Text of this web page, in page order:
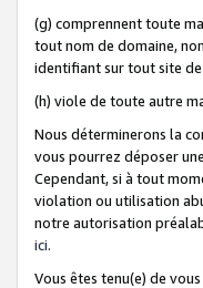
(g) comprennent toute
tout nom de domaine,
identifiant sur tout site de
(h) viole de toute autre
Nous déterminerons la
vous pourrez déposer
Cependant, si à tout
violation ou utilisation
notre autorisation
ici.
Vous êtes tenu(e) de